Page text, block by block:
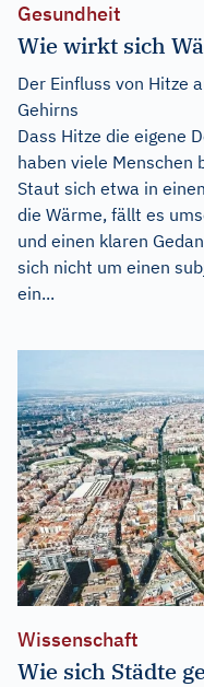
Gesundheit
Wie wirkt sich
Der Einfluss von Hitze
Gehirns
Dass Hitze die eigene
haben viele Menschen
Staut sich etwa in
die Wärme, fällt es
und einen klaren
sich nicht um einen
ein...
Wissenschaft
Wie sich Städte